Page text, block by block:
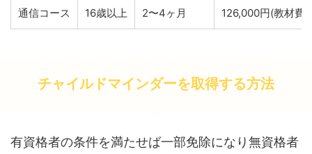
通信コース 16歳以上 2〜4ヶ月 126,000円(教材費
チャイルドマインダーを取得する方法
有資格者の条件を満たせば一部免除になり無資格者